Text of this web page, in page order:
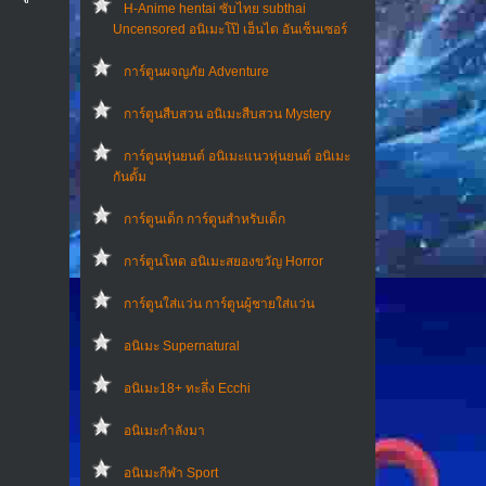
H-Anime hentai ซับไทย subthai
Uncensored อนิเมะโป๊ เฮ็นไต อันเซ็นเซอร์
การ์ตูนผจญภัย Adventure
การ์ตูนสืบสวน อนิเมะสืบสวน Mystery
การ์ตูนหุ่นยนต์ อนิเมะแนวหุ่นยนต์ อนิเมะ
กันดั้ม
การ์ตูนเด็ก การ์ตูนสำหรับเด็ก
การ์ตูนโหด อนิเมะสยองขวัญ Horror
การ์ตูนใส่แว่น การ์ตูนผู้ชายใส่แว่น
อนิเมะ Supernatural
อนิเมะ18+ ทะลึ่ง Ecchi
อนิเมะกำลังมา
อนิเมะกีฬา Sport